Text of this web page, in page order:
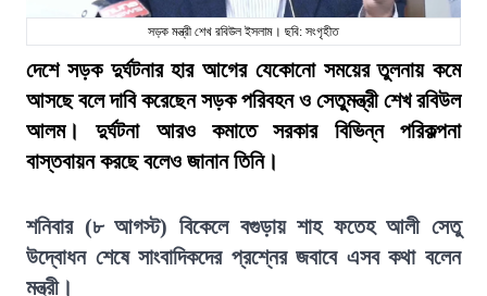
সড়ক মন্ত্রী শেখ রবিউল ইসলাম। ছবি: সংগৃহীত
দেশে সড়ক দুর্ঘটনার হার আগের যেকোনো সময়ের তুলনায় কমে
আসছে বলে দাবি করেছেন সড়ক পরিবহন ও সেতুমন্ত্রী শেখ রবিউল
আলম। দুর্ঘটনা আরও কমাতে সরকার বিভিন্ন পরিকল্পনা
বাস্তবায়ন করছে বলেও জানান তিনি।
শনিবার (৮ আগস্ট) বিকেলে বগুড়ায় শাহ ফতেহ আলী সেতু
উদ্বোধন শেষে সাংবাদিকদের প্রশ্নের জবাবে এসব কথা বলেন
মন্ত্রী।